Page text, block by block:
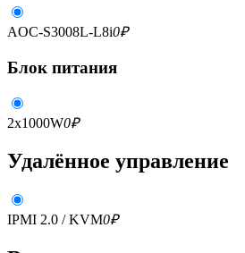
AOC-S3008L-L8i0₽
Блок питания
2x1000W0₽
Удалённое управление
IPMI 2.0 / KVM0₽